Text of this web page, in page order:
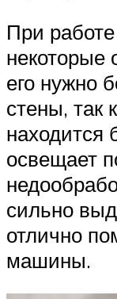
При
некоторые
его нужно
стены, так
находится
освещает
сильно
отлично
машины.